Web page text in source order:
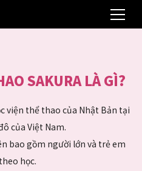
SAKURA LÀ GÌ?
viện thể thao của Nhật Bản tại
của Việt Nam.
bao gồm người lớn và trẻ em
học.